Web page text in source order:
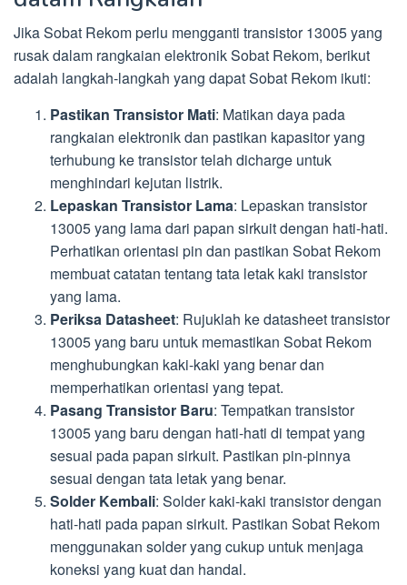
Jika Sobat Rekom perlu mengganti transistor 13005 yang
rusak dalam rangkaian elektronik Sobat Rekom, berikut
adalah langkah-langkah yang dapat Sobat Rekom ikuti:
Pastikan Transistor Mati: Matikan daya pada
rangkaian elektronik dan pastikan kapasitor yang
terhubung ke transistor telah dicharge untuk
menghindari kejutan listrik.
Lepaskan Transistor Lama: Lepaskan transistor
13005 yang lama dari papan sirkuit dengan hati-hati.
Perhatikan orientasi pin dan pastikan Sobat Rekom
membuat catatan tentang tata letak kaki transistor
yang lama.
Periksa Datasheet: Rujuklah ke datasheet transistor
13005 yang baru untuk memastikan Sobat Rekom
menghubungkan kaki-kaki yang benar dan
memperhatikan orientasi yang tepat.
Pasang Transistor Baru: Tempatkan transistor
13005 yang baru dengan hati-hati di tempat yang
sesuai pada papan sirkuit. Pastikan pin-pinnya
sesuai dengan tata letak yang benar.
Solder Kembali: Solder kaki-kaki transistor dengan
hati-hati pada papan sirkuit. Pastikan Sobat Rekom
menggunakan solder yang cukup untuk menjaga
koneksi yang kuat dan handal.